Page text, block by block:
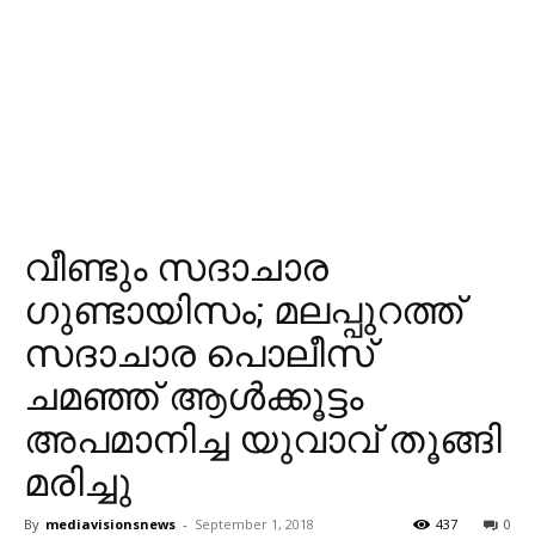
വീണ്ടും സദാചാര
ഗുണ്ടായിസം; മലപ്പുറത്ത്
സദാചാര പൊലീസ്
ചമഞ്ഞ് ആള്‍ക്കൂട്ടം
അപമാനിച്ച യുവാവ് തൂങ്ങി
മരിച്ചു
By mediavisionsnews - September 1, 2018 0
437